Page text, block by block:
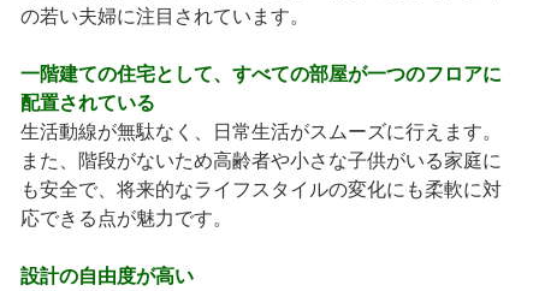
の若い夫婦に注目されています。
一階建ての住宅として、すべての部屋が一つのフロアに
配置されている
生活動線が無駄なく、日常生活がスムーズに行えます。
また、階段がないため高齢者や小さな子供がいる家庭に
も安全で、将来的なライフスタイルの変化にも柔軟に対
応できる点が魅力です。
設計の自由度が高い